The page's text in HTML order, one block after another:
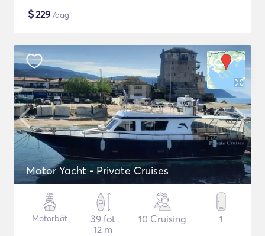
$229 /dag
Motor Yacht - Private Cruises
Motorbåt
39 fot
12 m
10 Cruising 1